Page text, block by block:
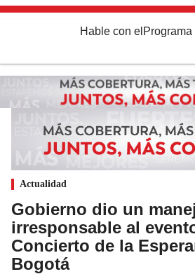
Hable con el Programa
Actualidad
Gobierno dio un
irresponsable al
Concierto de la
Bogotá